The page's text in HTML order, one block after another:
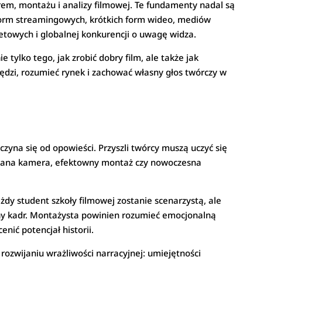
montażu i analizy filmowej. Te fundamenty nadal są
streamingowych, krótkich form wideo, mediów
i globalnej konkurencji o uwagę widza.
tylko tego, jak zrobić dobry film, ale także jak
rozumieć rynek i zachować własny głos twórczy w
się od opowieści. Przyszli twórcy muszą uczyć się
kamera, efektowny montaż czy nowoczesna
student szkoły filmowej zostanie scenarzystą, ale
kadr. Montażysta powinien rozumieć emocjonalną
potencjał historii.
wrażliwości narracyjnej: umiejętności